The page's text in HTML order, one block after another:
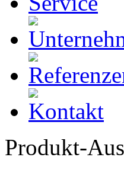
Produkt-